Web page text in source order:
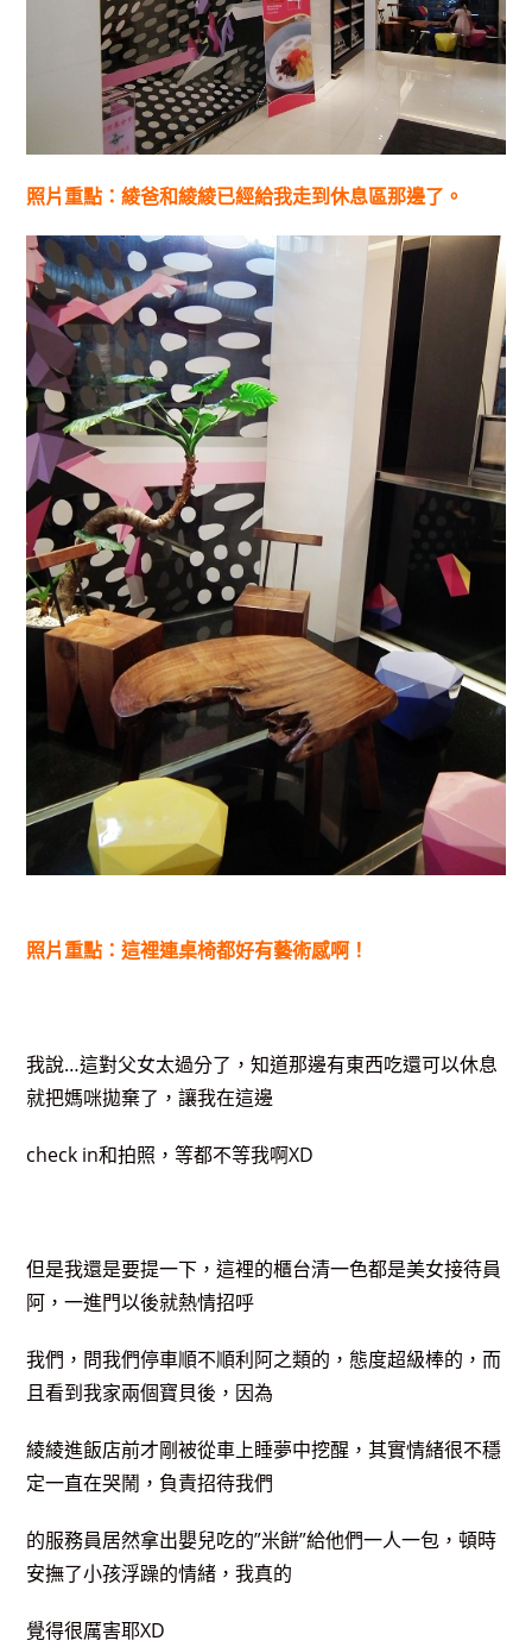
照片重點：綾爸和綾綾已經給我走到休息區那邊了。
照片重點：這裡連桌椅都好有藝術感啊！
我說…這對父女太過分了，知道那邊有東西吃還可以休息
就把媽咪拋棄了，讓我在這邊
check in和拍照，等都不等我啊XD
但是我還是要提一下，這裡的櫃台清一色都是美女接待員
阿，一進門以後就熱情招呼
我們，問我們停車順不順利阿之類的，態度超級棒的，而
且看到我家兩個寶貝後，因為
綾綾進飯店前才剛被從車上睡夢中挖醒，其實情緒很不穩
定一直在哭鬧，負責招待我們
的服務員居然拿出嬰兒吃的”米餅”給他們一人一包，頓時
安撫了小孩浮躁的情緒，我真的
覺得很厲害耶XD